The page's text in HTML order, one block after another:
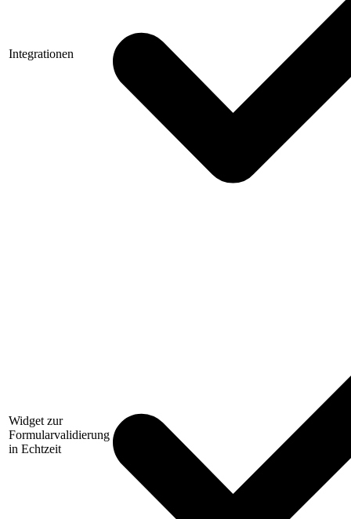
Integrationen
Widget zur
Formularvalidierung
in Echtzeit